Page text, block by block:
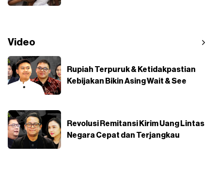
Video
Rupiah Terpuruk & Ketidakpastian
Kebijakan Bikin Asing Wait & See
Revolusi Remitansi Kirim Uang Lintas
Negara Cepat dan Terjangkau